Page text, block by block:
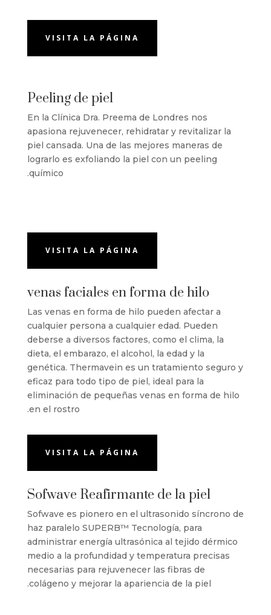
VISITA LA PÁGINA
Peeling de piel
En la Clínica Dra. Preema de Londres nos
apasiona rejuvenecer, rehidratar y revitalizar la
piel cansada. Una de las mejores maneras de
lograrlo es exfoliando la piel con un peeling
químico.
VISITA LA PÁGINA
venas faciales en forma de hilo
Las venas en forma de hilo pueden afectar a
cualquier persona a cualquier edad. Pueden
deberse a diversos factores, como el clima, la
dieta, el embarazo, el alcohol, la edad y la
genética. Thermavein es un tratamiento seguro y
eficaz para todo tipo de piel, ideal para la
eliminación de pequeñas venas en forma de hilo
en el rostro.
VISITA LA PÁGINA
Sofwave Reafirmante de la piel
Sofwave es pionero en el ultrasonido síncrono de
haz paralelo SUPERB™ Tecnología, para
administrar energía ultrasónica al tejido dérmico
medio a la profundidad y temperatura precisas
necesarias para rejuvenecer las fibras de
colágeno y mejorar la apariencia de la piel.